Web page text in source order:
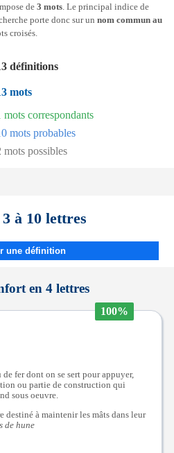
de 3 mots. Le principal indice de
porte donc sur un nom commun au
croisés.
définitions
mots
mots correspondants
mots probables
mots possibles
à 10 lettres
une définition
en 4 lettres
100%
fer dont on se sert pour appuyer,
ou partie de construction qui
sous oeuvre.
destiné à maintenir les mâts dans leur
de hune